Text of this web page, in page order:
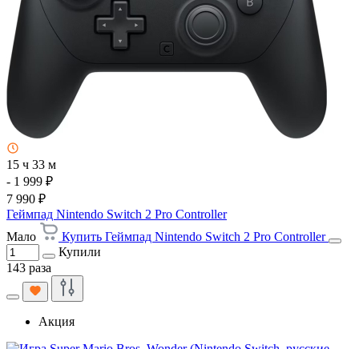
15 ч 33 м
- 1 999 ₽
7 990 ₽
Геймпад Nintendo Switch 2 Pro Controller
Мало
Купить Геймпад Nintendo Switch 2 Pro Controller
Купили
143 раза
Акция